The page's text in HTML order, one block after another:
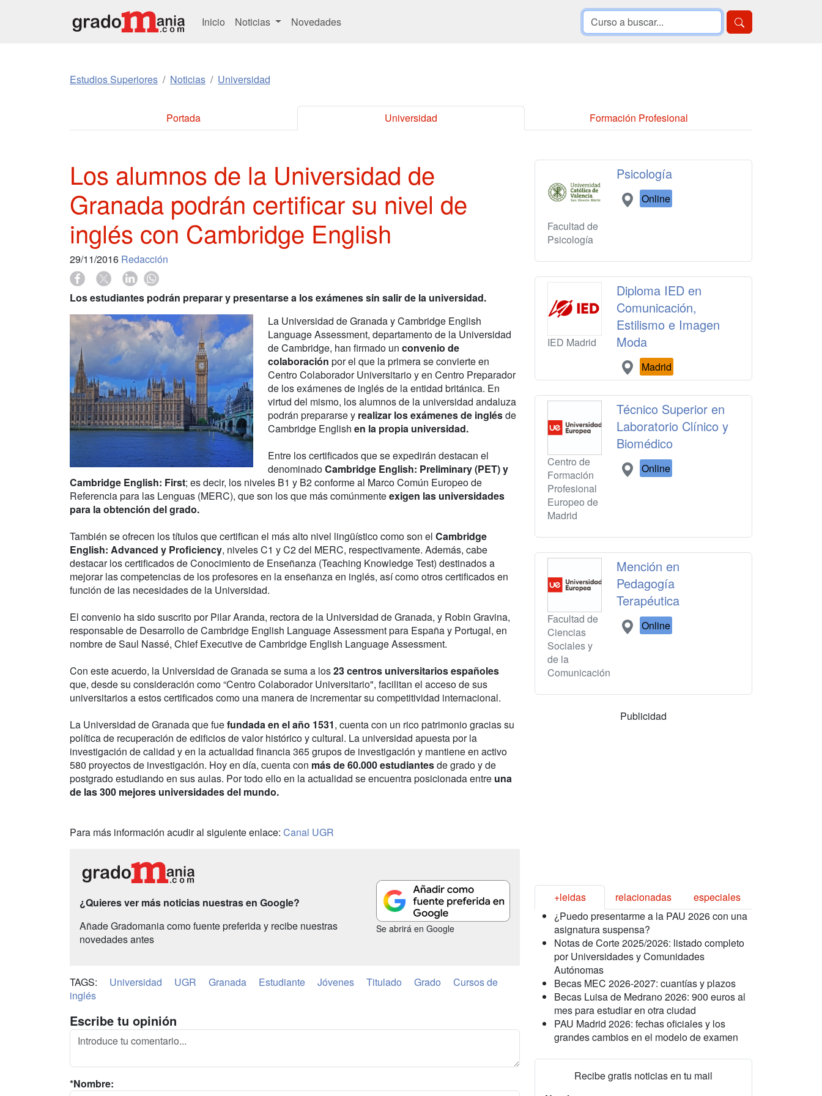
Inicio Noticias Novedades
Estudios Superiores Noticias Universidad
Portada Universidad Formación Profesional
Los alumnos de la Universidad de
Granada podrán certificar su nivel de
inglés con Cambridge English
29/11/2016 Redacción
Los estudiantes podrán preparar y presentarse a los exámenes sin salir de la universidad.
La Universidad de Granada y Cambridge English
Language Assessment, departamento de la Universidad
de Cambridge, han firmado un convenio de
colaboración por el que la primera se convierte en
Centro Colaborador Universitario y en Centro Preparador
de los exámenes de inglés de la entidad británica. En
virtud del mismo, los alumnos de la universidad andaluza
podrán prepararse y realizar los exámenes de inglésde
Cambridge English en la propia universidad.
Entre los certificados que se expedirán destacan el
denominadoCambridge English: Preliminary (PET) y
Cambridge English: First; es decir, los niveles B1 y B2 conforme al Marco Común Europeo de
Referencia para las Lenguas (MERC), que son los que más comúnmenteexigen las universidades
para la obtención del grado.
También se ofrecen los títulos que certifican el más alto nivel lingüístico como son el Cambridge
English: Advanced y Proficiency, niveles C1 y C2 del MERC, respectivamente. Además, cabe
destacar los certificados de Conocimiento de Enseñanza (Teaching Knowledge Test) destinados a
mejorar las competencias de los profesores en la enseñanza en inglés, así como otros certificados en
función de las necesidades de la Universidad.
El convenio ha sido suscrito por Pilar Aranda, rectora de la Universidad de Granada, y Robin Gravina,
responsable de Desarrollo de Cambridge English Language Assessment para España y Portugal, en
nombre de Saul Nassé, Chief Executive de Cambridge English Language Assessment.
Con este acuerdo, la Universidad de Granada se suma a los23 centros universitarios españoles
que, desde su consideración como “Centro Colaborador Universitario", facilitan el acceso de sus
universitarios a estos certificados como una manera de incrementar su competitividad internacional.
La Universidad de Granada que fuefundada en el año 1531, cuenta con un rico patrimonio gracias su
política de recuperación de edificios de valor histórico y cultural. La universidad apuesta por la
investigación de calidad y en la actualidad financia 365 grupos de investigación y mantiene en activo
580 proyectos de investigación. Hoy en día, cuenta con más de 60.000 estudiantesde grado y de
postgrado estudiando en sus aulas. Por todo ello en la actualidad se encuentra posicionada entre una
de las 300 mejores universidades del mundo.
Para más información acudir al siguiente enlace: Canal UGR
¿Quieres ver más noticias nuestras en Google?
Añade Gradomania como fuente preferida y recibe nuestras
novedades antes
Se abrirá en Google
TAGS: Universidad UGR Granada Estudiante Jóvenes Titulado Grado
Cursos de
inglés
Escribe tu opinión
*Nombre:
Facultad de
Psicología
Psicología
Online
IED Madrid
Diploma IED en
Comunicación,
Estilismo e Imagen
Moda
Madrid
Centro de
Formación
Profesional
Europeo de
Madrid
Técnico Superior en
Laboratorio Clínico y
Biomédico
Online
Facultad de
Ciencias
Sociales y
de la
Comunicación
Mención en
Pedagogía
Terapéutica
Online
Publicidad
+leidas relacionadas
especiales
¿Puedo presentarme a la PAU 2026 con una
asignatura suspensa?
Notas de Corte 2025/2026: listado completo
por Universidades y Comunidades
Autónomas
Becas MEC 2026-2027: cuantías y plazos
Becas Luisa de Medrano 2026: 900 euros al
mes para estudiar en otra ciudad
PAU Madrid 2026: fechas oficiales y los
grandes cambios en el modelo de examen
Recibe gratis noticias en tu mail